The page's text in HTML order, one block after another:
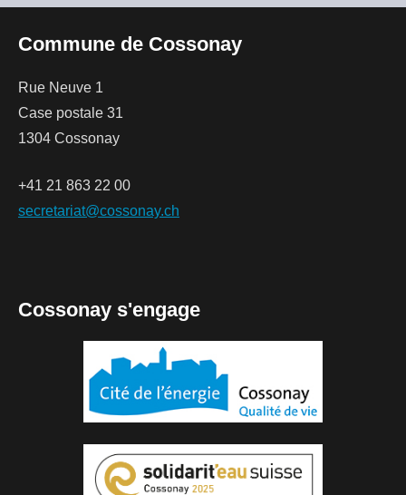
Commune de Cossonay
Rue Neuve 1
Case postale 31
1304 Cossonay
+41 21 863 22 00
secretariat@cossonay.ch
Cossonay s'engage